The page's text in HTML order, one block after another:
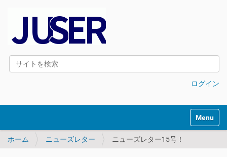
サイトを検索
ログイン
Toggle
ホーム ニューズレター ニューズレター15号！